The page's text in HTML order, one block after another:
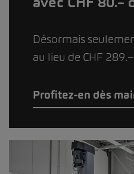
Désormais
au lieu de CHF
Profitez-en dès